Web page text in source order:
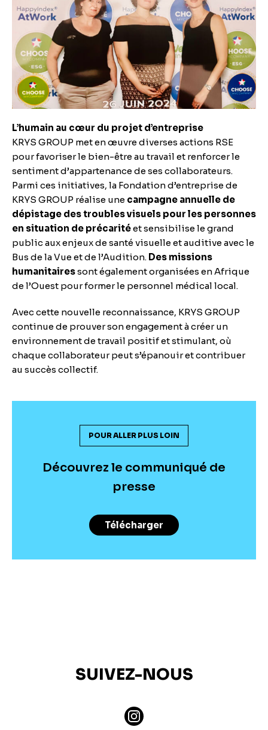
L’humain au cœur du projet d’entreprise
KRYS GROUP met en œuvre diverses actions RSE
pour favoriser le bien-être au travail et renforcer le
sentiment d’appartenance de ses collaborateurs.
Parmi ces initiatives, la Fondation d’entreprise de
KRYS GROUP réalise une campagne annuelle de
dépistage des troubles visuels pour les personnes
en situation de précaritéet sensibilise le grand
public aux enjeux de santé visuelle et auditive avec le
Bus de la Vue et de l’Audition. Des missions
humanitairessont également organisées en Afrique
de l’Ouest pour former le personnel médical local.
Avec cette nouvelle reconnaissance, KRYS GROUP
continue de prouver son engagement à créer un
environnement de travail positif et stimulant, où
chaque collaborateur peut s’épanouir et contribuer
au succès collectif.
POUR ALLER PLUS LOIN
Découvrez le communiqué de
presse
Télécharger
SUIVEZ-NOUS